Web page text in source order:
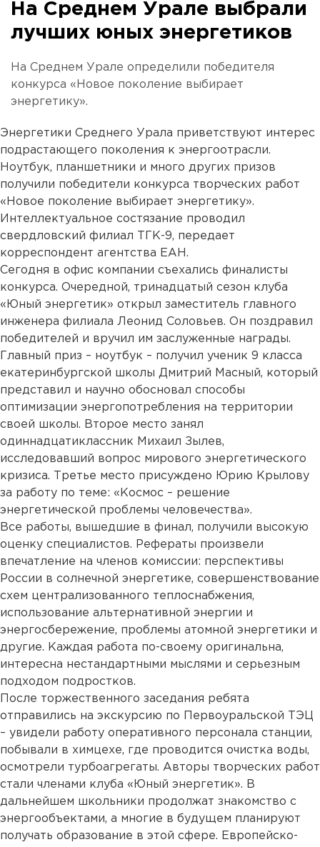
На Среднем Урале выбрали
лучших юных энергетиков
На Среднем Урале определили победителя
конкурса «Новое поколение выбирает
энергетику».
Энергетики Среднего Урала приветствуют интерес
подрастающего поколения к энергоотрасли.
Ноутбук, планшетники и много других призов
получили победители конкурса творческих работ
«Новое поколение выбирает энергетику».
Интеллектуальное состязание проводил
свердловский филиал ТГК-9, передает
корреспондент агентства ЕАН.
Сегодня в офис компании съехались финалисты
конкурса. Очередной, тринадцатый сезон клуба
«Юный энергетик» открыл заместитель главного
инженера филиала Леонид Соловьев. Он поздравил
победителей и вручил им заслуженные награды.
Главный приз – ноутбук – получил ученик 9 класса
екатеринбургской школы Дмитрий Масный, который
представил и научно обосновал способы
оптимизации энергопотребления на территории
своей школы. Второе место занял
одиннадцатиклассник Михаил Зылев,
исследовавший вопрос мирового энергетического
кризиса. Третье место присуждено Юрию Крылову
за работу по теме: «Космос – решение
энергетической проблемы человечества».
Все работы, вышедшие в финал, получили высокую
оценку специалистов. Рефераты произвели
впечатление на членов комиссии: перспективы
России в солнечной энергетике, совершенствование
схем централизованного теплоснабжения,
использование альтернативной энергии и
энергосбережение, проблемы атомной энергетики и
другие. Каждая работа по-своему оригинальна,
интересна нестандартными мыслями и серьезным
подходом подростков.
После торжественного заседания ребята
отправились на экскурсию по Первоуральской ТЭЦ
– увидели работу оперативного персонала станции,
побывали в химцехе, где проводится очистка воды,
осмотрели турбоагрегаты. Авторы творческих работ
стали членами клуба «Юный энергетик». В
дальнейшем школьники продолжат знакомство с
энергообъектами, а многие в будущем планируют
получать образование в этой сфере. Европейско-